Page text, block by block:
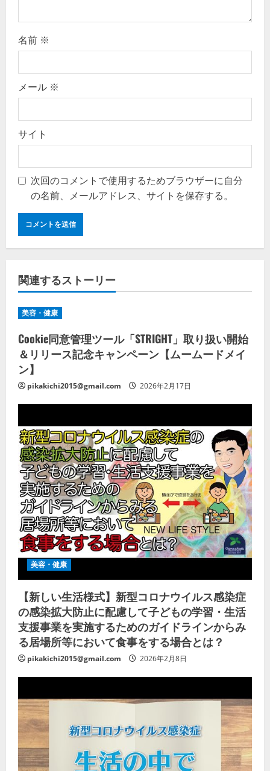
名前 ※
メール ※
サイト
次回のコメントで使用するためブラウザーに自分
の名前、メールアドレス、サイトを保存する。
関連するストーリー
美容・健康
Cookie同意管理ツール「STRIGHT」取り扱い開始
＆リリース記念キャンペーン【ムームードメイ
ン】
pikakichi2015@gmail.com 2026年2月17日
美容・健康
【新しい生活様式】新型コロナウイルス感染症
の感染拡大防止に配慮して子どもの学習・生活
支援事業を実施するためのガイドラインからみ
る居場所等において食事をする場合とは？
pikakichi2015@gmail.com 2026年2月8日